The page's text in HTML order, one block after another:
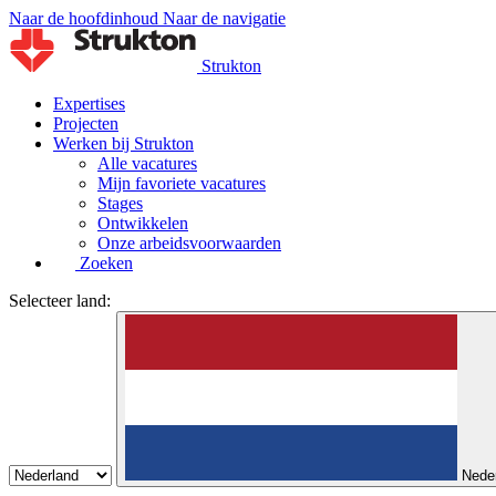
Naar de hoofdinhoud Naar de navigatie
Strukton
Expertises
Projecten
Werken bij Strukton
Alle vacatures
Mijn favoriete vacatures
Stages
Ontwikkelen
Onze arbeidsvoorwaarden
Zoeken
Selecteer land: